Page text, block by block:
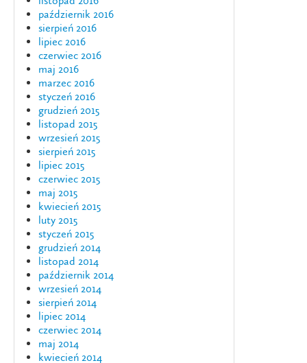
październik 2016
sierpień 2016
lipiec 2016
czerwiec 2016
maj 2016
marzec 2016
styczeń 2016
grudzień 2015
listopad 2015
wrzesień 2015
sierpień 2015
lipiec 2015
czerwiec 2015
maj 2015
kwiecień 2015
luty 2015
styczeń 2015
grudzień 2014
listopad 2014
październik 2014
wrzesień 2014
sierpień 2014
lipiec 2014
czerwiec 2014
maj 2014
kwiecień 2014